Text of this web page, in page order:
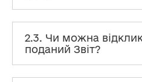
2.3. Чи можна
поданий Звіт?